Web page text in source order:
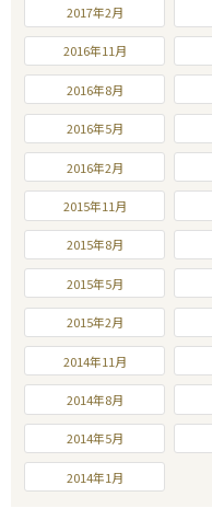
2017年2月
2016年11月
2016年8月
2016年5月
2016年2月
2015年11月
2015年8月
2015年5月
2015年2月
2014年11月
2014年8月
2014年5月
2014年1月